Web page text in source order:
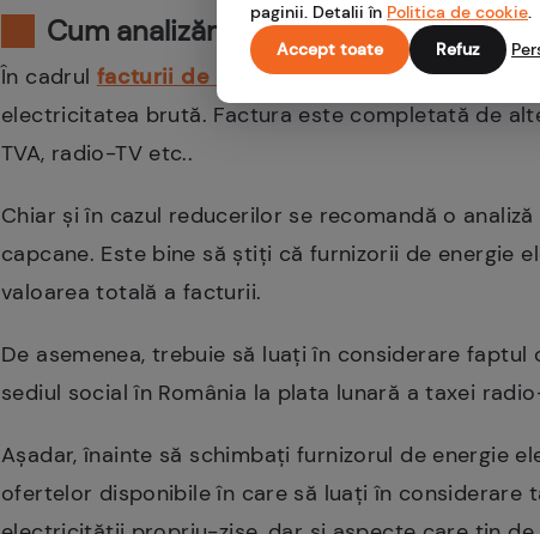
Cum analizăm factura de energie
În cadrul facturii de energie electrică, maxim o
electricitatea brută. Factura este completată de
TVA, radio-TV etc..
Chiar și în cazul reducerilor se recomandă o
capcane. Este bine să știți că furnizorii de energie
valoarea totală a facturii.
De asemenea, trebuie să luați în considerare
sediul social în România la plata lunară a taxei
Așadar, înainte să schimbați furnizorul de energie
ofertelor disponibile în care să luați în considerare
paginii. Detalii în Politica de cookie.
Accept toate
Refuz